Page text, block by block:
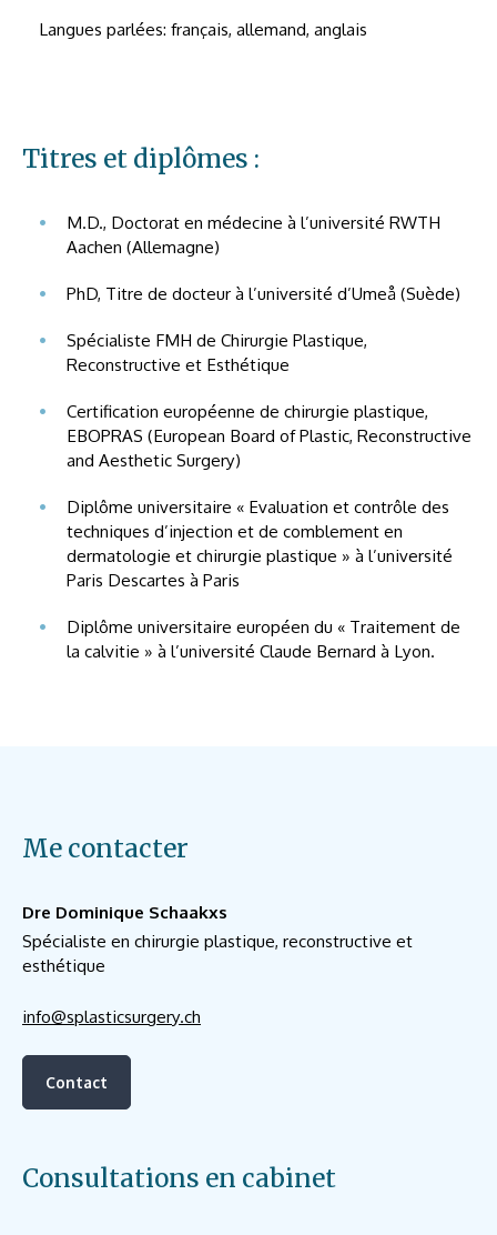
Langues parlées: français, allemand, anglais
Titres et diplômes :
M.D., Doctorat en médecine à l’université RWTH
Aachen (Allemagne)
PhD, Titre de docteur à l’université d’Umeå (Suède)
Spécialiste FMH de Chirurgie Plastique,
Reconstructive et Esthétique
Certification européenne de chirurgie plastique,
EBOPRAS (European Board of Plastic, Reconstructive
and Aesthetic Surgery)
Diplôme universitaire « Evaluation et contrôle des
techniques d’injection et de comblement en
dermatologie et chirurgie plastique » à l’université
Paris Descartes à Paris
Diplôme universitaire européen du « Traitement de
la calvitie » à l’université Claude Bernard à Lyon.
Me contacter
Dre Dominique Schaakxs
Spécialiste en chirurgie plastique, reconstructive et
esthétique
info@splasticsurgery.ch
Contact
Consultations en cabinet